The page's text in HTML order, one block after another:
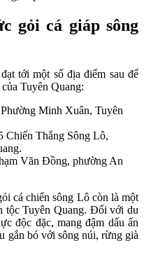
gỏi cá giáp sông
tới một số địa điểm sau để
Tuyên Quang:
Minh Xuân, Tuyên
Chiến Thắng Sông Lô,
Văn Đồng, phường An
cá chiến sông Lô còn là một
tộc Tuyên Quang. Đối với du
độc đặc, mang đậm dấu ấn
gắn bó với sông núi, rừng già